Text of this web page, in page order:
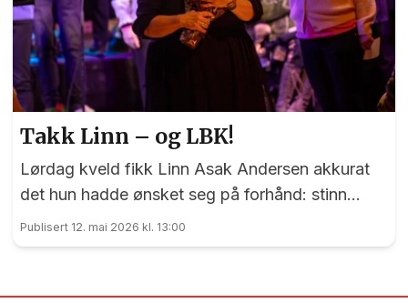
Takk Linn – og LBK!
Lørdag kveld fikk Linn Asak Andersen akkurat
det hun hadde ønsket seg på forhånd: stinn
brakke i låven på Minne Gård.
Publisert 12. mai 2026 kl. 13:00